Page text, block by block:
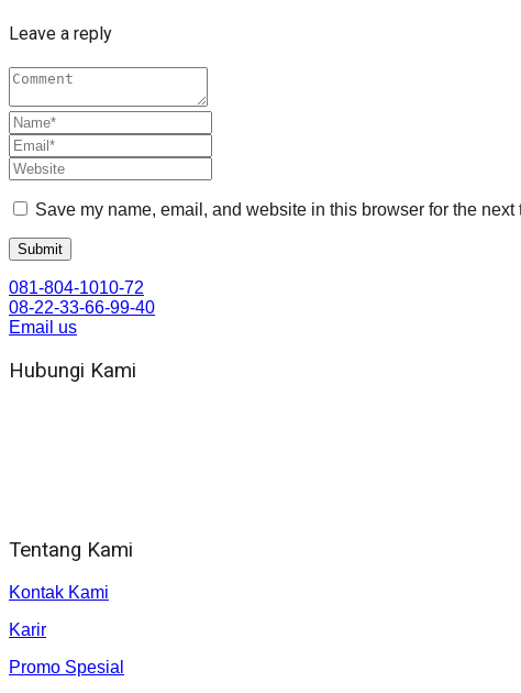
Leave a reply
Save my name, email, and website in this browser for the next
081-804-1010-72
08-22-33-66-99-40
Email us
Hubungi Kami
Tentang Kami
Kontak Kami
Karir
Promo Spesial